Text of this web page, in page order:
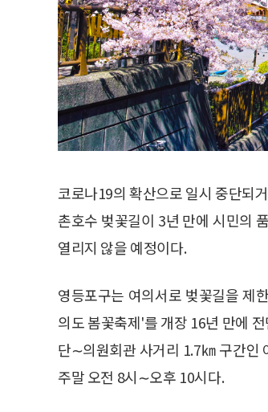
코로나19의 확산으로 일시 중단되
촌호수 벚꽃길이 3년 만에 시민의
열리지 않을 예정이다.
영등포구는 여의서로 벚꽃길을 제
의도 봄꽃축제'를 개장 16년 만에
단∼의원회관 사거리 1.7㎞ 구간인
주말 오전 8시∼오후 10시다.